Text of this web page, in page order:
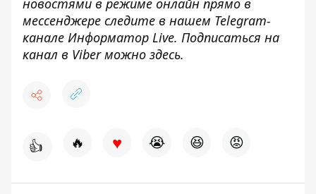
новостями в режиме онлайн прямо в
мессенджере следите в нашем Telegram-
канале Информатор Live. Подписаться на
канал в Viber можно здесь.
👍 🔥 ♥ 😭 😆 😡